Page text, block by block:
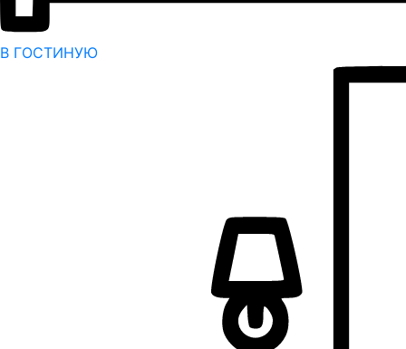
В ГОСТИНУЮ